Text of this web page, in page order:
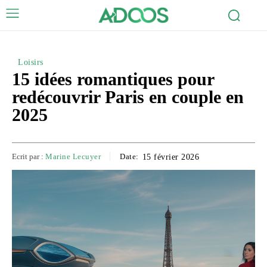
Loisirs
15 idées romantiques pour
redécouvrir Paris en couple en
2025
Ecrit par : Marine Lecuyer Date: 15 février 2026